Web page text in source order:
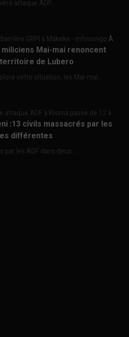
attaque ADF...
GRPI à Makeke - InfocongoÀ
miliciens Mai-mai renoncent
de Lubero
cette situation, les Mai-mai...
attaque ADF à Kisima passe de 12 à
:13 civils massacrés par les
différentes
par les ADF dans deux...